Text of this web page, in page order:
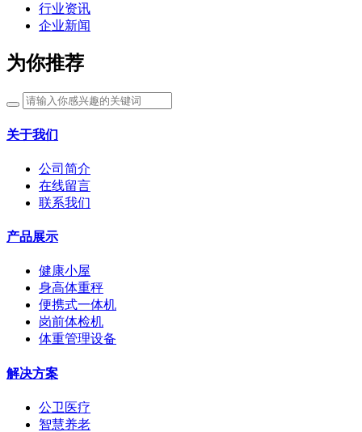
行业资讯
企业新闻
为你推荐
关于我们
公司简介
在线留言
联系我们
产品展示
健康小屋
身高体重秤
便携式一体机
岗前体检机
体重管理设备
解决方案
公卫医疗
智慧养老